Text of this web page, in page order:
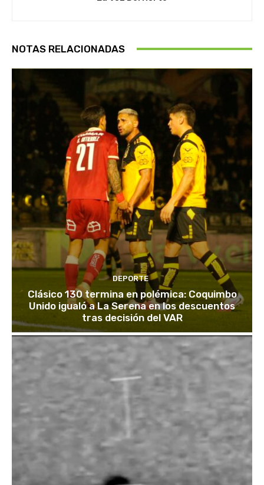
NOTAS RELACIONADAS
DEPORTE
Clásico 130 termina en polémica: Coquimbo
Unido igualó a La Serena en los descuentos
tras decisión del VAR